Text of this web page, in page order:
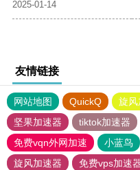
2025-01-14
友情链接
网站地图 QuickQ 旋风
坚果加速器
tiktok加速器
免费vqn外网加速
小蓝鸟
旋风加速器
免费vps加速